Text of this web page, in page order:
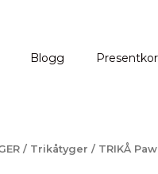
Blogg
/ Trikåtyger / TRIKÅ